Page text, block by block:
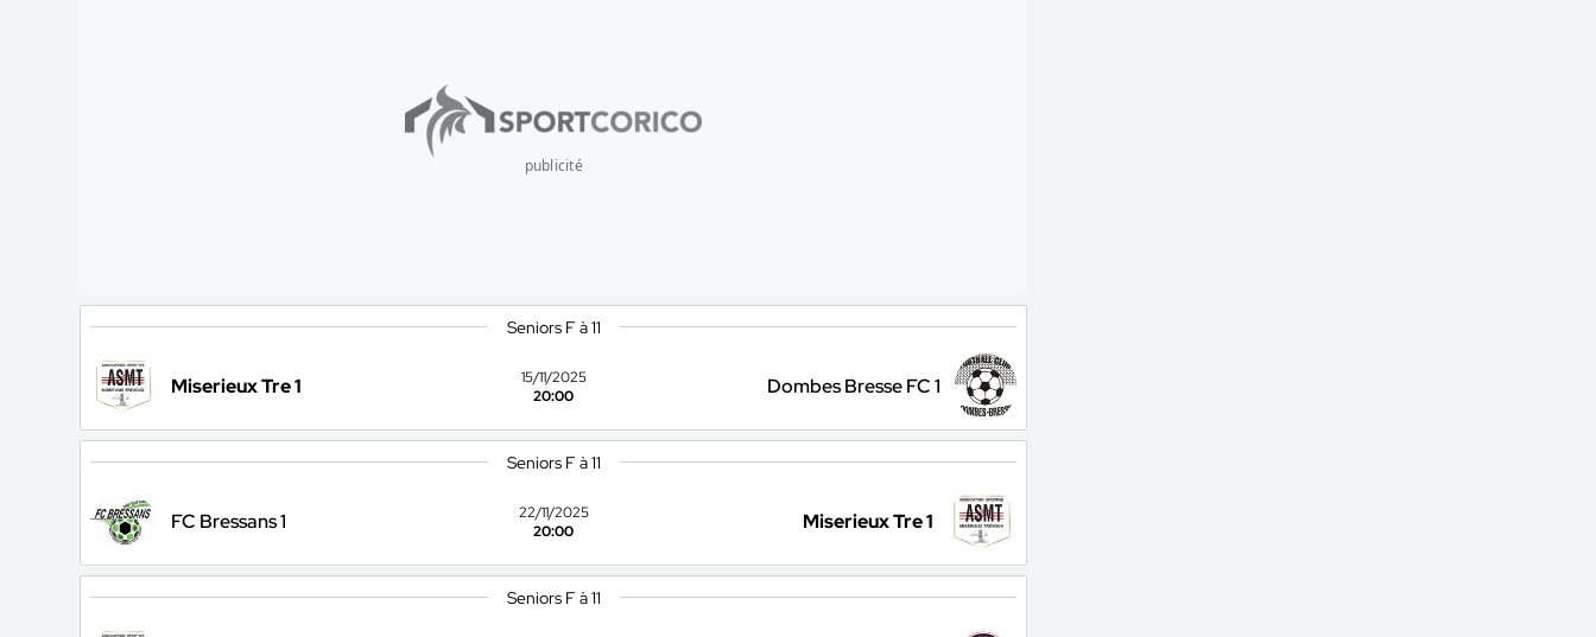
publicité
Seniors F à 11
Miserieux Tre 1
15/11/2025
20:00
Dombes Bresse FC 1
Seniors F à 11
FC Bressans 1
22/11/2025
20:00
Miserieux Tre 1
Seniors F à 11